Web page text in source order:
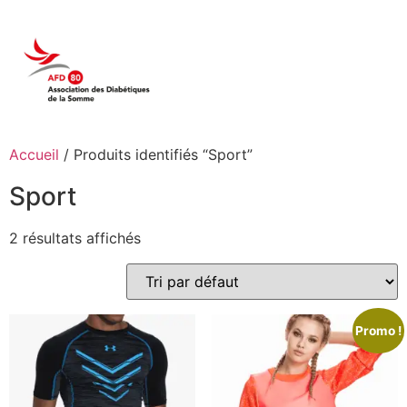
Accueil / Produits identifiés “Sport”
Sport
2 résultats affichés
Promo !